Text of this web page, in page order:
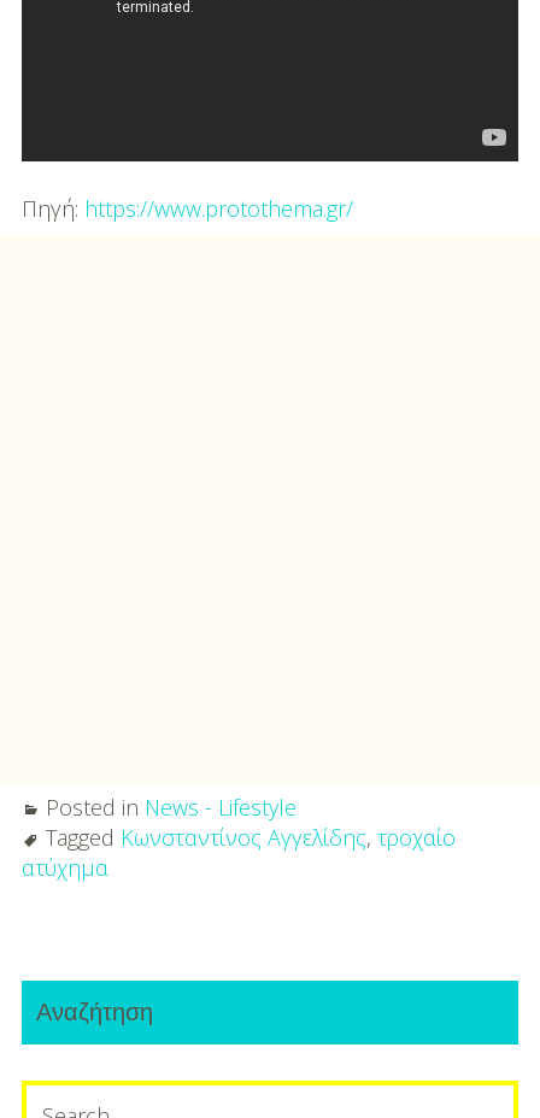
Πηγή: https://www.protothema.gr/
Posted in News - Lifestyle
Tagged Κωνσταντίνος Αγγελίδης, τροχαίο
ατύχημα
navigation
Primary
Sidebar
Αναζήτηση
Search